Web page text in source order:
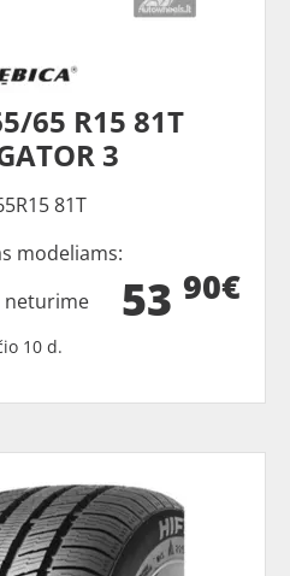
65 R15 81T
3
81T
modeliams:
53 90€
neturime
10 d.